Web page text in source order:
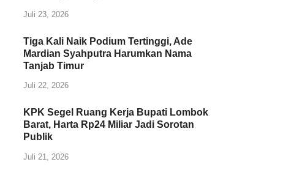
Juli 23, 2026
Tiga Kali Naik Podium Tertinggi, Ade
Mardian Syahputra Harumkan Nama
Tanjab Timur
Juli 22, 2026
KPK Segel Ruang Kerja Bupati Lombok
Barat, Harta Rp24 Miliar Jadi Sorotan
Publik
Juli 21, 2026